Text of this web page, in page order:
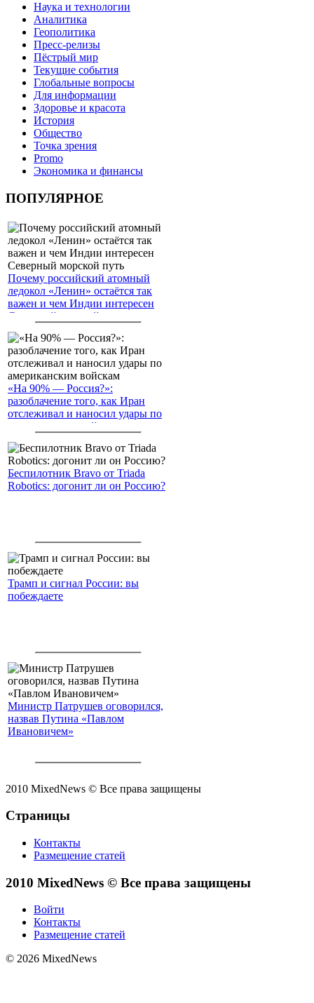
Наука и технологии
Аналитика
Геополитика
Пресс-релизы
Пёстрый мир
Текущие события
Глобальные вопросы
Для информации
Здоровье и красота
История
Общество
Точка зрения
Promo
Экономика и финансы
ПОПУЛЯРНОЕ
Почему российский атомный
ледокол «Ленин» остаётся так
важен и чем Индии интересен
Северный морской путь
«На 90% — Россия?»:
разоблачение того, как Иран
отслеживал и наносил удары по
американским войскам
Беспилотник Bravo от Triada
Robotics: догонит ли он Россию?
Трамп и сигнал России: вы
побеждаете
Министр Патрушев оговорился,
назвав Путина «Павлом
Ивановичем»
2010 MixedNews © Все права защищены
Страницы
Контакты
Размещение статей
2010 MixedNews © Все права защищены
Войти
Контакты
Размещение статей
© 2026 MixedNews